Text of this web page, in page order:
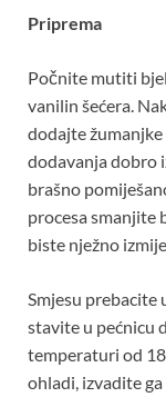
Priprema
Počnite mutiti
vanilin šećera.
dodajte žumanjke
dodavanja dobro
brašno
procesa smanjite
biste nježno
Smjesu prebacite
stavite u pećnicu
temperaturi od
ohladi, izvadite